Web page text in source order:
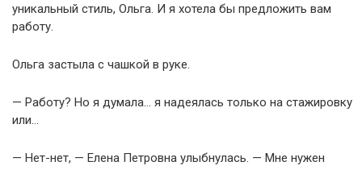
уникальный стиль, Ольга. И я хотела бы предложить вам
работу.
Ольга застыла с чашкой в руке.
— Работу? Но я думала… я надеялась только на стажировку
или…
— Нет-нет, — Елена Петровна улыбнулась. — Мне нужен